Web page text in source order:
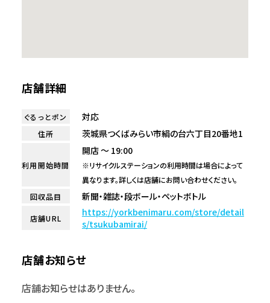
店舗詳細
ぐるっとポン 対応
住所 茨城県つくばみらい市絹の台六丁目20番地1
利用開始時間
開店 ～ 19:00
※リサイクルステーションの利用時間は場合によって
異なります。詳しくは店舗にお問い合わせください。
回収品目
新聞・雑誌・段ボール・ペットボトル
店舗URL
https://yorkbenimaru.com/store/detail
s/tsukubamirai/
店舗お知らせ
店舗お知らせはありません。